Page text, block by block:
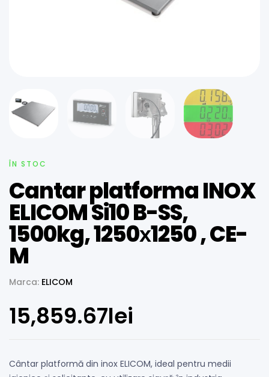
ÎN STOC
Cantar platforma INOX
ELICOM Si10 B-SS,
1500kg, 1250х1250 , CE-
M
Marca: ELICOM
15,859.67lei
Cântar platformă din inox ELICOM, ideal pentru medii